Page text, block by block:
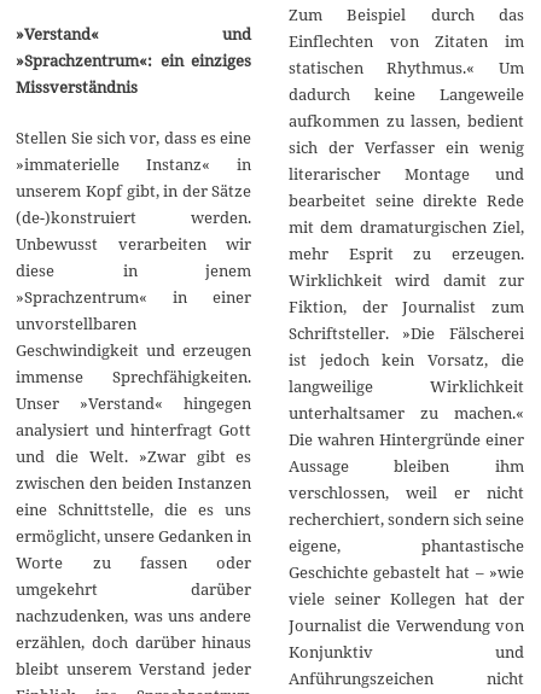
»Verstand« und
»Sprachzentrum«: ein einziges
Missverständnis
Stellen Sie sich vor, dass es eine
»immaterielle Instanz« in
unserem Kopf gibt, in der Sätze
(de-)konstruiert werden.
Unbewusst verarbeiten wir
diese in jenem
»Sprachzentrum« in einer
unvorstellbaren
Geschwindigkeit und erzeugen
immense Sprechfähigkeiten.
Unser »Verstand« hingegen
analysiert und hinterfragt Gott
und die Welt. »Zwar gibt es
zwischen den beiden Instanzen
eine Schnittstelle, die es uns
ermöglicht, unsere Gedanken in
Worte zu fassen oder
umgekehrt darüber
nachzudenken, was uns andere
erzählen, doch darüber hinaus
bleibt unserem Verstand jeder
Zum Beispiel durch das
Einflechten von Zitaten im
statischen Rhythmus.« Um
dadurch keine Langeweile
aufkommen zu lassen, bedient
sich der Verfasser ein wenig
literarischer Montage und
bearbeitet seine direkte Rede
mit dem dramaturgischen Ziel,
mehr Esprit zu erzeugen.
Wirklichkeit wird damit zur
Fiktion, der Journalist zum
Schriftsteller. »Die Fälscherei
ist jedoch kein Vorsatz, die
langweilige Wirklichkeit
unterhaltsamer zu machen.«
Die wahren Hintergründe einer
Aussage bleiben ihm
verschlossen, weil er nicht
recherchiert, sondern sich seine
eigene, phantastische
Geschichte gebastelt hat – »wie
viele seiner Kollegen hat der
Journalist die Verwendung von
Konjunktiv und
Anführungszeichen nicht